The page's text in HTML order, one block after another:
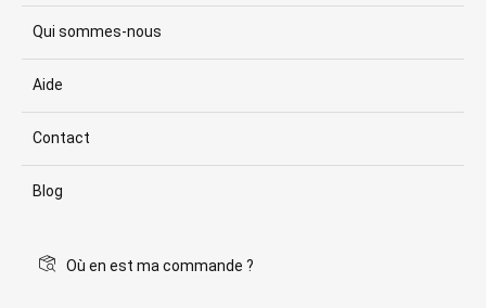
Qui sommes-nous
Aide
Contact
Blog
Où en est ma commande ?